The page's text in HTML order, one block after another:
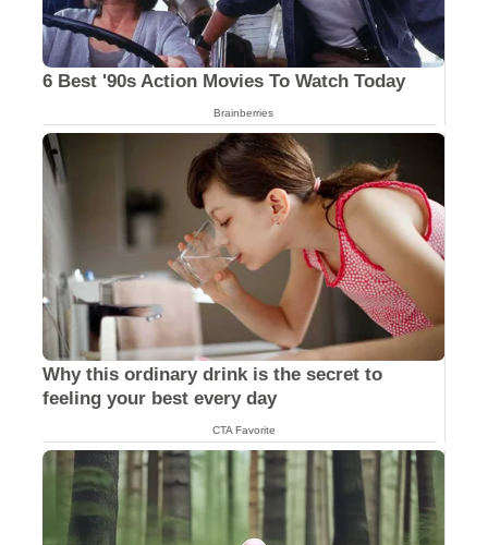
6 Best '90s Action Movies To Watch Today
Brainberries
Why this ordinary drink is the secret to
feeling your best every day
CTA Favorite